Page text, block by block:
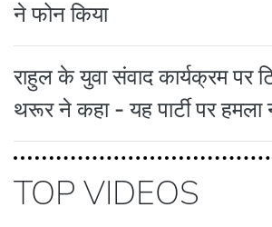
ने फोन किया
राहुल के युवा संवाद कार्यक्रम पर
थरूर ने कहा - यह पार्टी पर हमला
TOP VIDEOS